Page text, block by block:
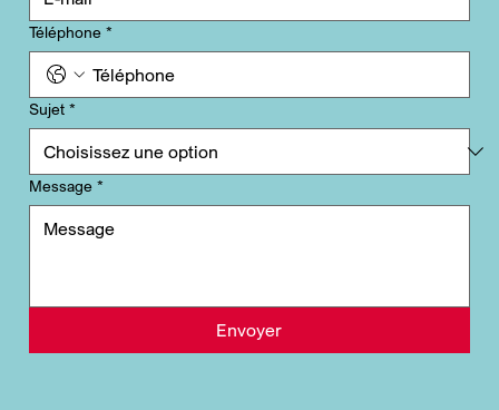
Téléphone *
Sujet *
Message *
Envoyer